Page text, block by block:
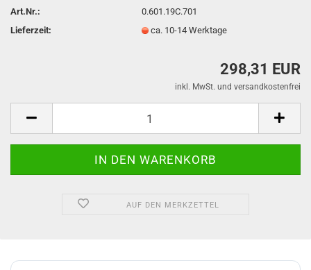
Art.Nr.:
0.601.19C.701
Lieferzeit:
ca. 10-14 Werktage
298,31 EUR
AUF DEN MERKZETTEL